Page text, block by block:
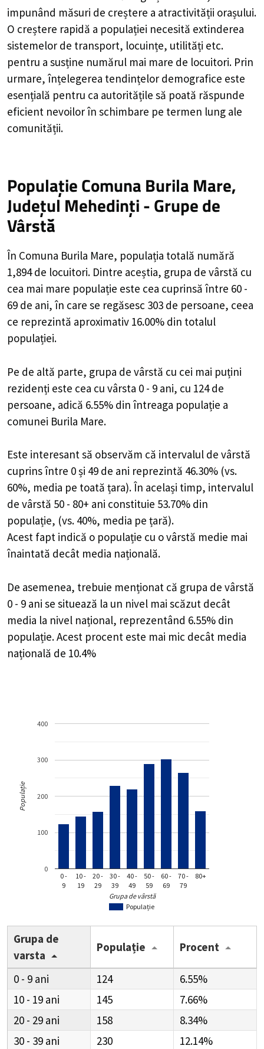
impunând măsuri de creștere a atractivității orașului.
O creștere rapidă a populației necesită extinderea
sistemelor de transport, locuințe, utilități etc.
pentru a susține numărul mai mare de locuitori. Prin
urmare, înțelegerea tendințelor demografice este
esențială pentru ca autoritățile să poată răspunde
eficient nevoilor în schimbare pe termen lung ale
comunității.
Populație Comuna Burila Mare,
Județul Mehedinți - Grupe de
Vârstă
În Comuna Burila Mare, populația totală numără
1,894 de locuitori. Dintre aceștia, grupa de vârstă cu
cea mai mare populație este cea cuprinsă între 60 -
69 de ani, în care se regăsesc 303 de persoane, ceea
ce reprezintă aproximativ 16.00% din totalul
populației.
Pe de altă parte, grupa de vârstă cu cei mai puțini
rezidenți este cea cu vârsta 0 - 9 ani, cu 124 de
persoane, adică 6.55% din întreaga populație a
comunei Burila Mare.
Este interesant să observăm că intervalul de vârstă
cuprins între 0 și 49 de ani reprezintă 46.30% (vs.
60%, media pe toată țara). În același timp, intervalul
de vârstă 50 - 80+ ani constituie 53.70% din
populație, (vs. 40%, media pe țară).
Acest fapt indică o populație cu o vârstă medie mai
înaintată decât media națională.
De asemenea, trebuie menționat că grupa de vârstă
0 - 9 ani se situează la un nivel mai scăzut decât
media la nivel național, reprezentând 6.55% din
populație. Acest procent este mai mic decât media
națională de 10.4%
Populație
0 -
9
10 -
19
20 -
29
30 -
39
40 -
49
50 -
59
60 -
69
70 -
79
80+
0
100
200
300
400
Grupa de vârstă
Populație
Grupa de
varsta
Populație Procent
0 - 9 124
6.55%
10 - 19
145
7.66%
20 - 29
158
8.34%
30 - 39
230
12.14%